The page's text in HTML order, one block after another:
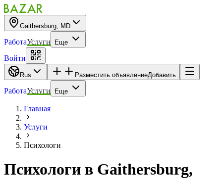
Gaithersburg, MD
РаботаУслуги Еще
Войти
Rus Разместить объявлениеДобавить
РаботаУслуги Еще
Главная
Услуги
Психологи
Психологи в Gaithersburg,